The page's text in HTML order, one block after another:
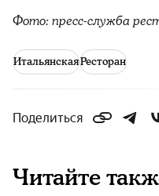
Фото: пресс-служба
ИтальянскаяРесторан
Поделиться
Читайте